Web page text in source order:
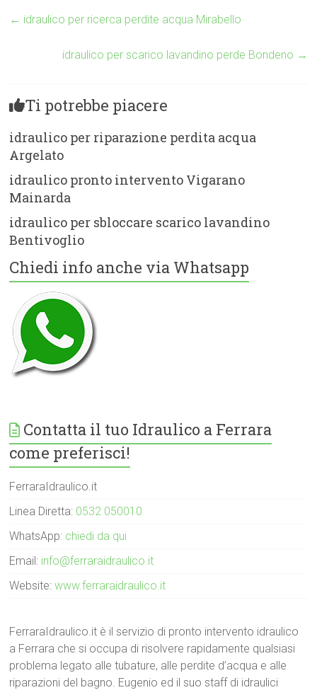
← idraulico per ricerca perdite acqua Mirabello
idraulico per scarico lavandino perde Bondeno →
Ti potrebbe piacere
idraulico per riparazione perdita acqua
Argelato
idraulico pronto intervento Vigarano
Mainarda
idraulico per sbloccare scarico lavandino
Bentivoglio
Chiedi info anche via Whatsapp
Contatta il tuo Idraulico a Ferrara
come preferisci!
FerraraIdraulico.it
Linea Diretta: 0532 050010
WhatsApp: chiedi da qui
Email: info@ferraraidraulico.it
Website:www.ferraraidraulico.it
FerraraIdraulico.it è il servizio di pronto intervento idraulico
a Ferrara che si occupa di risolvere rapidamente qualsiasi
problema legato alle tubature, alle perdite d’acqua e alle
riparazioni del bagno. Eugenio ed il suo staff di idraulici